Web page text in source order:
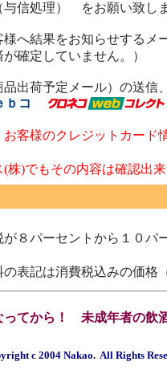
８パーセントから１０パ
表記は消費税込みの価格
てから！ 未成年者の飲
c 2004 Nakao. All Rights
処理） をお願い致し
結果をお知らせするメ
定していません。）
荷予定メール）の送信
客様のクレジットカード
もその内容は確認出来
ｂコ